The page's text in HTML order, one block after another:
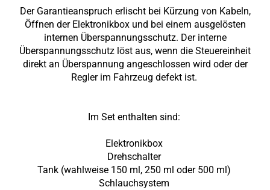
Der Garantieanspruch erlischt bei Kürzung von Kabeln,
Öffnen der Elektronikbox und bei einem ausgelösten
internen Überspannungsschutz. Der interne
Überspannungsschutz löst aus, wenn die Steuereinheit
direkt an Überspannung angeschlossen wird oder der
Regler im Fahrzeug defekt ist.
Im Set enthalten sind:
Elektronikbox
Drehschalter
Tank (wahlweise 150 ml, 250 ml oder 500 ml)
Schlauchsystem